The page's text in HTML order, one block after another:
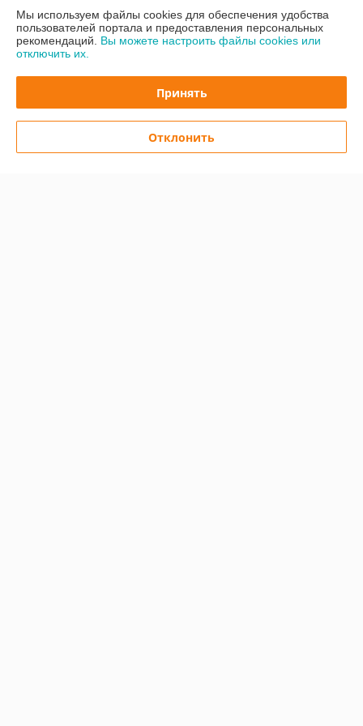
Показать весь график работы
У компании пока нет отзывов, добавьте первый
Мы используем файлы cookies для обеспечения удобства
пользователей портала и предоставления персональных
рекомендаций. Вы можете настроить файлы cookies или
отключить их.
Принять
Отклонить